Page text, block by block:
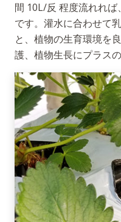
間 10L/反 程度流れれ
です。灌水に合わせて
と、植物の生育環境を
護、植物生長にプラス